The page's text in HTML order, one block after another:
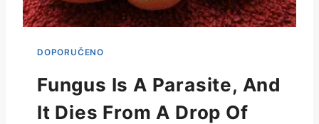
Fungus Is A Parasite, And
It Dies From A Drop Of